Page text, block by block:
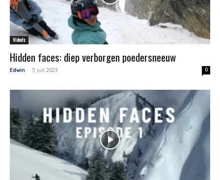
Video's
Hidden faces: diep verborgen poedersneeuw
Edwin - 5 juli 2023 0